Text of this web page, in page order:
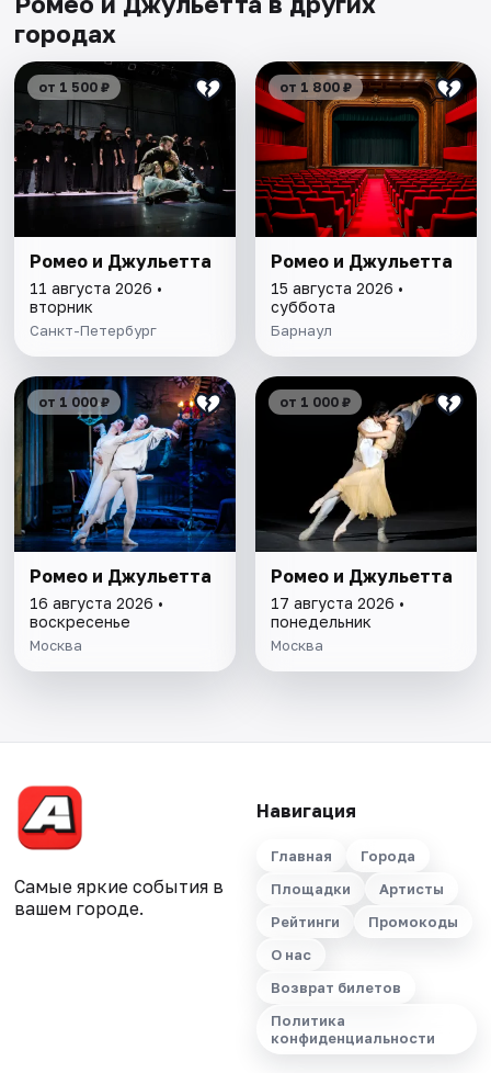
городах
от 1 500 ₽
Ромео и Джульетта
11 августа 2026 •
вторник
Санкт-Петербург
от 1 800 ₽
Ромео и Джульетта
15 августа 2026 •
суббота
Барнаул
от 1 000 ₽
Ромео и Джульетта
16 августа 2026 •
воскресенье
Москва
от 1 000 ₽
Ромео и Джульетта
17 августа 2026 •
понедельник
Москва
Самые яркие события в
вашем городе.
Навигация
Главная
Города
Площадки
Артисты
Рейтинги
Промокоды
О нас
Возврат билетов
Политика
конфиденциальности